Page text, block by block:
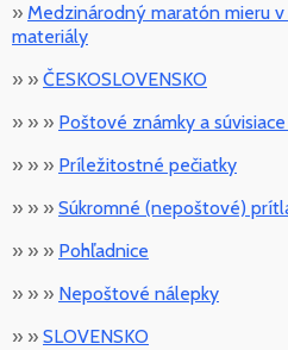
» Medzinárodný maratón mieru
materiály
» » ČESKOSLOVENSKO
» » » Poštové známky a
» » » Príležitostné pečiatky
» » » Súkromné (nepoštové)
» » » Pohľadnice
» » » Nepoštové nálepky
» » SLOVENSKO